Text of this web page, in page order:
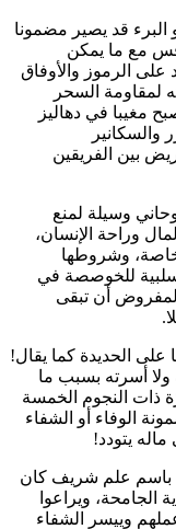
البرء قد يصير مضمونا
مع ما يمكن
على الرموز والأوفاق
لمقاومة السحر
مغيبا في دهاليز
والسكانير
بين الفريقين
وسيلة لمنع
وراحة الإنسان،
وشروطها
للخوصصة في
المفروض أن تبقى
الحديدة كما يقال!
ولا أسرته بسبب ما
ذات النجوم الخمسة
الوفاء أو الشفاء
يتودد!
باسم علم شريف كان
الجامحة، ويراعوا
وييسر الشفاء